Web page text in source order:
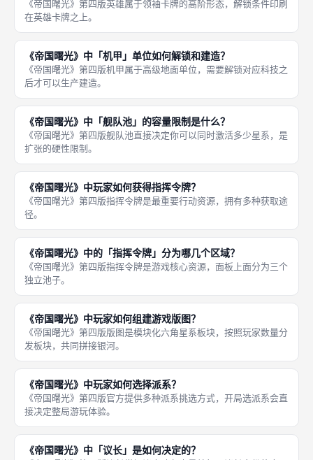
《帝国曙光》第四版英雄属于领袖卡牌的高阶形态，解锁条件印刷
在英雄卡牌之上。
《帝国曙光》中「机甲」单位如何解锁和建造？
《帝国曙光》第四版机甲属于高级地面单位，需要解锁对应科技之
后才可以生产建造。
《帝国曙光》中「舰队池」的容量限制是什么？
《帝国曙光》第四版舰队池直接决定你可以同时激活多少星系，是
扩张的硬性限制。
《帝国曙光》中玩家如何获得指挥令牌？
《帝国曙光》第四版指挥令牌是最重要行动资源，拥有多种获取途
径。
《帝国曙光》中的「指挥令牌」分为哪几个区域？
《帝国曙光》第四版指挥令牌是游戏核心资源，面板上面分为三个
独立池子。
《帝国曙光》中玩家如何组建游戏版图？
《帝国曙光》第四版版图是模块化六角星系板块，按照玩家数量分
发板块，共同拼接银河。
《帝国曙光》中玩家如何选择派系？
《帝国曙光》第四版官方提供多种派系挑选方式，开局选派系会直
接决定整局游玩体验。
《帝国曙光》中「议长」是如何决定的？